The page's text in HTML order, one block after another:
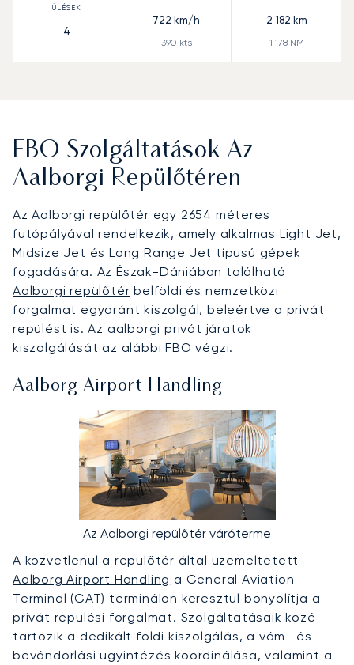
4
722 km/h
390 kts
2 182 km
1 178NM
FBO Szolgáltatások Az
Aalborgi Repülőtéren
Az Aalborgi repülőtér egy 2654 méteres
futópályával rendelkezik, amely alkalmas Light Jet,
Midsize Jet és Long Range Jet típusú gépek
fogadására. Az Észak-Dániában található
Aalborgi repülőtér belföldi és nemzetközi
forgalmat egyaránt kiszolgál, beleértve a privát
repülést is. Az aalborgi privát járatok
kiszolgálását az alábbi FBO végzi.
Aalborg Airport Handling
Az Aalborgi repülőtér váróterme
A közvetlenül a repülőtér által üzemeltetett
Aalborg Airport Handling a General Aviation
Terminal (GAT) terminálon keresztül bonyolítja a
privát repülési forgalmat. Szolgáltatásaik közé
tartozik a dedikált földi kiszolgálás, a vám- és
bevándorlási ügyintézés koordinálása, valamint a